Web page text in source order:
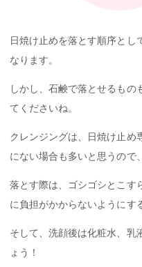
日焼け止めを落とす順序とし
なります。
しかし、石鹸で落とせるもの
てくださいね。
クレンジングは、日焼け止め
にない場合も多いと思うので
落とす際は、ゴシゴシとこす
に負担がかからないようにす
そして、洗顔後は化粧水、乳
ょう！